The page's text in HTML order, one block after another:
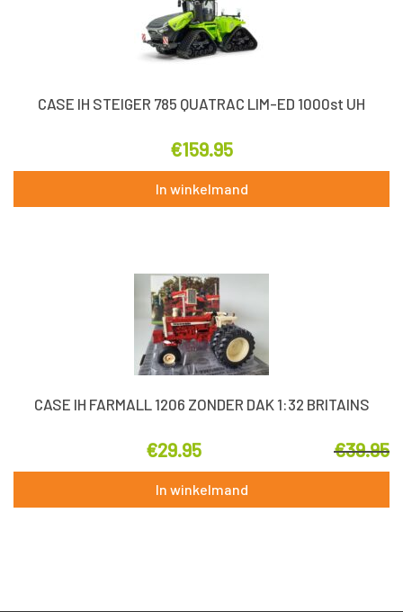
CASE IH STEIGER 785 QUATRAC LIM-ED 1000st UH
€159.95
In winkelmand
CASE IH FARMALL 1206 ZONDER DAK 1:32 BRITAINS
€39.95
€29.95
In winkelmand